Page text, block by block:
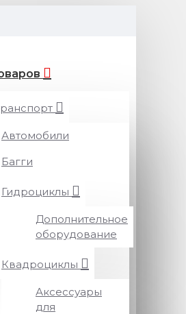
Автомобили
Багги
Гидроциклы
Дополнительное
оборудование
Квадроциклы
Аксессуары
для